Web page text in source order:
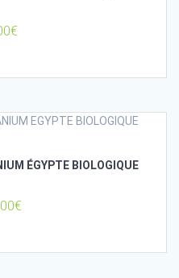
€
ÉGYPTE BIOLOGIQUE
€